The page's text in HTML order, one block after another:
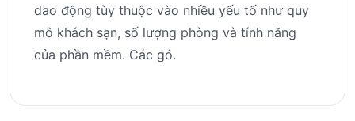
dao động tùy thuộc vào nhiều yếu tố như quy
mô khách sạn, số lượng phòng và tính năng
của phần mềm. Các gó.